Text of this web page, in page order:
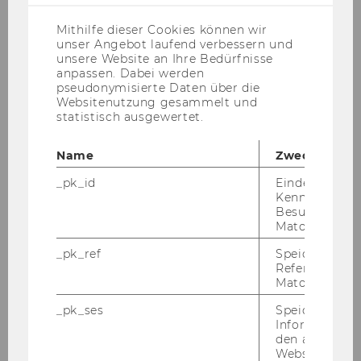
ZUM GUIDE
Pro­gram­me & Ser­vices
Mithilfe dieser Cookies können wir
unser Angebot laufend verbessern und
unsere Website an Ihre Bedürfnisse
anpassen. Dabei werden
pseudonymisierte Daten über die
Websitenutzung gesammelt und
statistisch ausgewertet.
Name
Zweck
_pk_id
Eindeutige
Besuchers
Matomo.
_pk_ref
Speicherung
Referrers
Matomo.
_pk_ses
Speicherung
den aktuellen